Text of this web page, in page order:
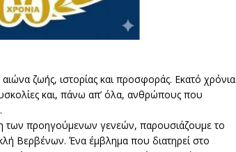
ζωής, ιστορίας και προσφοράς. Εκατό χρόνια
και, πάνω απ’ όλα, ανθρώπους που
προηγούμενων γενεών, παρουσιάζουμε το
Βερβένων. Ένα έμβλημα που διατηρεί στο